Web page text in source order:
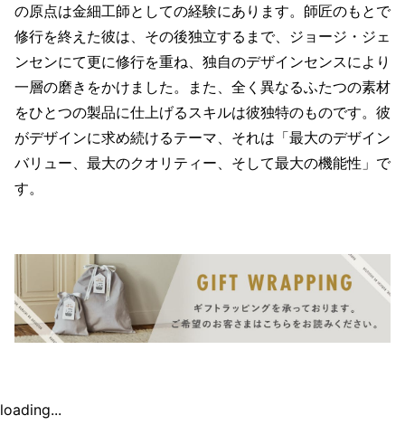
の原点は金細工師としての経験にあります。師匠のもとで
修行を終えた彼は、その後独立するまで、ジョージ・ジェ
ンセンにて更に修行を重ね、独自のデザインセンスにより
一層の磨きをかけました。また、全く異なるふたつの素材
をひとつの製品に仕上げるスキルは彼独特のものです。彼
がデザインに求め続けるテーマ、それは「最大のデザイン
バリュー、最大のクオリティー、そして最大の機能性」で
す。
loading...